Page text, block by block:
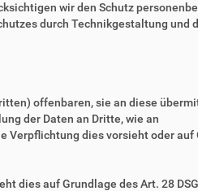
wir den Schutz
durch Technikgestaltung und
offenbaren, sie an diese
der Daten an Dritte, wie an
Verpflichtung dies vorsieht oder auf
dies auf Grundlage des Art. 28